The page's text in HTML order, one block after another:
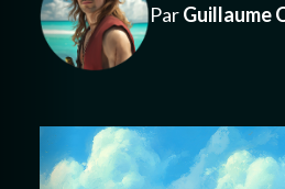
ParGuillaume